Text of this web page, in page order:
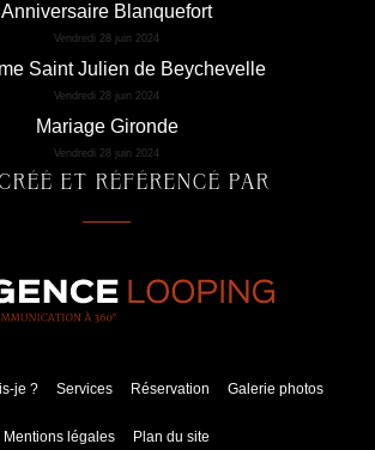
Anniversaire Blanquefort
Vendredi 28 juin 2024
Saint Julien de Beychevelle
Vendredi 28 juin 2024
Mariage Gironde
Vendredi 28 juin 2024
ET RÉFÉRENCÉ PAR
je ? Services Réservation Galerie photos
Mentions légales Plan du site